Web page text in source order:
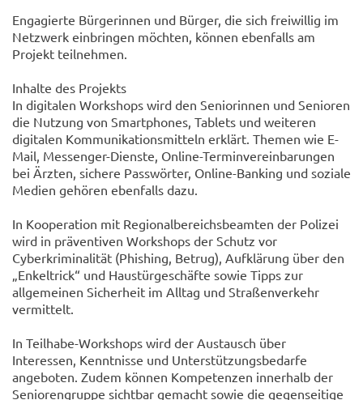
Engagierte Bürgerinnen und Bürger, die sich freiwillig im
Netzwerk einbringen möchten, können ebenfalls am
Projekt teilnehmen.
Inhalte des Projekts
In digitalen Workshops wird den Seniorinnen und Senioren
die Nutzung von Smartphones, Tablets und weiteren
digitalen Kommunikationsmitteln erklärt. Themen wie E-
Mail, Messenger-Dienste, Online-Terminvereinbarungen
bei Ärzten, sichere Passwörter, Online-Banking und soziale
Medien gehören ebenfalls dazu.
In Kooperation mit Regionalbereichsbeamten der Polizei
wird in präventiven Workshops der Schutz vor
Cyberkriminalität (Phishing, Betrug), Aufklärung über den
„Enkeltrick“ und Haustürgeschäfte sowie Tipps zur
allgemeinen Sicherheit im Alltag und Straßenverkehr
vermittelt.
In Teilhabe-Workshops wird der Austausch über
Interessen, Kenntnisse und Unterstützungsbedarfe
angeboten. Zudem können Kompetenzen innerhalb der
Seniorengruppe sichtbar gemacht sowie die gegenseitige